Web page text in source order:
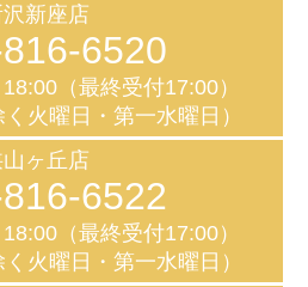
沢新座店
6520
（最終受付17:00）
く火曜日・第一水曜日）
ヶ丘店
6522
（最終受付17:00）
く火曜日・第一水曜日）